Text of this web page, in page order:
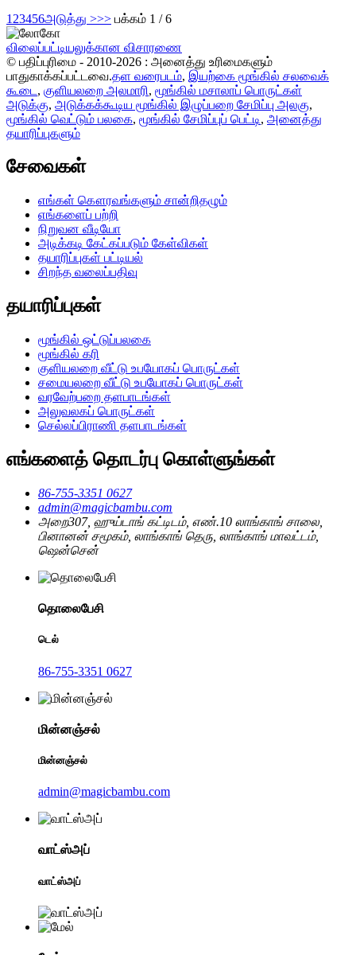
1 23456அடுத்து >>> பக்கம் 1 / 6
விலைப்பட்டியலுக்கான விசாரணை
© பதிப்புரிமை - 2010-2026 : அனைத்து உரிமைகளும்
பாதுகாக்கப்பட்டவை.தள வரைபடம், இயற்கை மூங்கில் சலவைக்
கூடை , குளியலறை அலமாரி, மூங்கில் மசாலாப் பொருட்கள்
அடுக்கு, அடுக்கக்கூடிய மூங்கில் இழுப்பறை சேமிப்பு அலகு,
மூங்கில் வெட்டும் பலகை, மூங்கில் சேமிப்புப் பெட்டி, அனைத்து
தயாரிப்புகளும்
சேவைகள்
எங்கள் கௌரவங்களும் சான்றிதழும்
எங்களைப் பற்றி
நிறுவன வீடியோ
அடிக்கடி கேட்கப்படும் கேள்விகள்
தயாரிப்புகள் பட்டியல்
சிறந்த வலைப்பதிவு
தயாரிப்புகள்
மூங்கில் ஒட்டுப்பலகை
மூங்கில் கரி
குளியலறை வீட்டு உபயோகப் பொருட்கள்
சமையலறை வீட்டு உபயோகப் பொருட்கள்
வரவேற்பறை தளபாடங்கள்
அலுவலகப் பொருட்கள்
செல்லப்பிராணி தளபாடங்கள்
எங்களைத் தொடர்பு கொள்ளுங்கள்
86-755-3351 0627
admin@magicbambu.com
அறை307, ஹுய்டாங் கட்டிடம், எண்.10 லாங்காங் சாலை,
பினானன் சமூகம், லாங்காங் தெரு, லாங்காங் மாவட்டம்,
ஷென்சென்
தொலைபேசி
டெல்
86-755-3351 0627
மின்னஞ்சல்
மின்னஞ்சல்
admin@magicbambu.com
வாட்ஸ்அப்
வாட்ஸ்அப்